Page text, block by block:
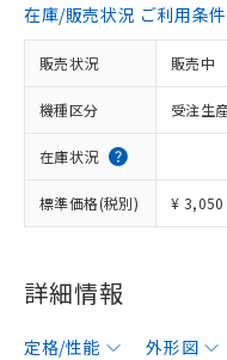
在庫/販売状況 ご利用条件
販売状況 販売中
機種区分 受注生
在庫状況
標準価格(税別) ¥ 3,050
詳細情報
定格/性能 外形図